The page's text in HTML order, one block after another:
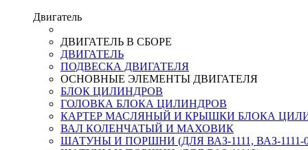
Двигатель
ДВИГАТЕЛЬ В СБОРЕ
ДВИГАТЕЛЬ
ПОДВЕСКА ДВИГАТЕЛЯ
ОСНОВНЫЕ ЭЛЕМЕНТЫ ДВИГАТЕЛЯ
БЛОК ЦИЛИНДРОВ
ГОЛОВКА БЛОКА ЦИЛИНДРОВ
КАРТЕР МАСЛЯНЫЙ И КРЫШКИ БЛОКА
ВАЛ КОЛЕНЧАТЫЙ И МАХОВИК
ШАТУНЫ И ПОРШНИ (ДЛЯ ВАЗ-1111, ВАЗ-1111-